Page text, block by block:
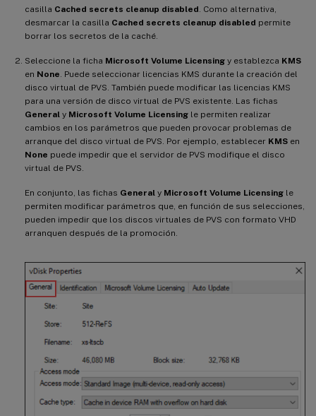
casilla Cached secrets cleanup disabled . Como alternativa,
desmarcar la casilla Cached secrets cleanup disabled permite
borrar los secretos de la caché.
Seleccione la ficha Microsoft Volume Licensing y establezca KMS
en None . Puede seleccionar licencias KMS durante la creación del
disco virtual de PVS. También puede modificar las licencias KMS
para una versión de disco virtual de PVS existente. Las fichas
General y Microsoft Volume Licensing le permiten realizar
cambios en los parámetros que pueden provocar problemas de
arranque del disco virtual de PVS. Por ejemplo, establecer KMS en
None puede impedir que el servidor de PVS modifique el disco
virtual de PVS.
En conjunto, las fichas General y Microsoft Volume Licensing le
permiten modificar parámetros que, en función de sus selecciones,
pueden impedir que los discos virtuales de PVS con formato VHD
arranquen después de la promoción.